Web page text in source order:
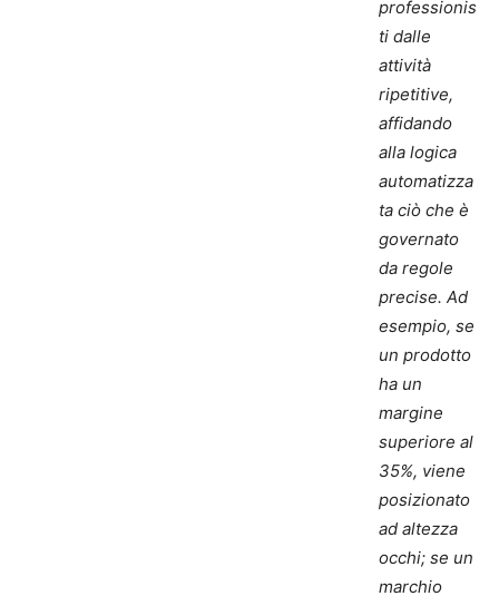
professionis
ti dalle
attività
ripetitive,
affidando
alla logica
automatizza
ta ciò che è
governato
da regole
precise. Ad
esempio, se
un prodotto
ha un
margine
superiore al
35%, viene
posizionato
ad altezza
occhi; se un
marchio